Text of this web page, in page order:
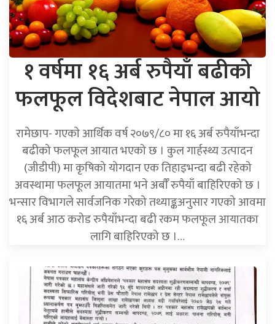
१ वर्षमा १६ अर्ब रुपैयाँ बढीको
फलफूल विदेशबाट नेपाल आयो
रामेछाप- गएकाे आर्थिक वर्ष २०७९/८० मा १६ अर्ब रुपैयाँभन्दा
बढीको फलफूल आयात भएको छ । कुल गार्हस्थ्य उत्पादन
(जीडीपी) मा कृषिको योगदान एक तिहाइभन्दा बढी रहेको
अवस्थामा फलफूल आयातमा भने अर्बाैँ रुपैयाँ बाहिरिएको छ ।
भन्सार विभागले सार्वजनिक गरेको तथ्याङ्कअनुसार गएकाे आवमा
१६ अर्ब आठ करोड रुपैयाँभन्दा बढी रकम फलफूल आयातका
लागि बाहिरिएको छ ।…